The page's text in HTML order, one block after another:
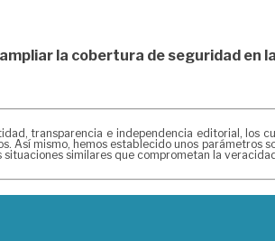
la cobertura de seguridad en
transparencia e independencia editorial, los
Así mismo, hemos establecido unos parámetros
similares que comprometan la